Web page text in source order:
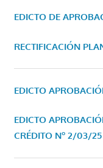
EDICTO DE
RECTIFICACIÓN
EDICTO
EDICTO
CRÉDITO Nº 2/03/25